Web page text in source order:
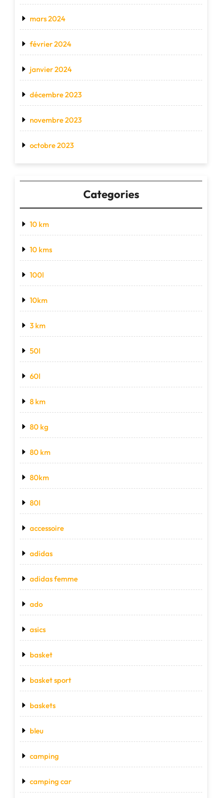
mars 2024
février 2024
janvier 2024
décembre 2023
novembre 2023
octobre 2023
Categories
10 km
10 kms
100l
10km
3 km
50l
60l
8 km
80 kg
80 km
80km
80l
accessoire
adidas
adidas femme
ado
asics
basket
basket sport
baskets
bleu
camping
camping car